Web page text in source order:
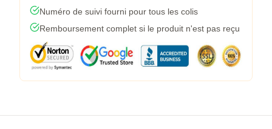
Numéro de suivi fourni pour tous les colis
Remboursement complet si le produit n'est pas reçu